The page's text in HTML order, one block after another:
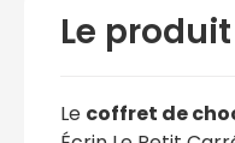
Le
Le coffret de